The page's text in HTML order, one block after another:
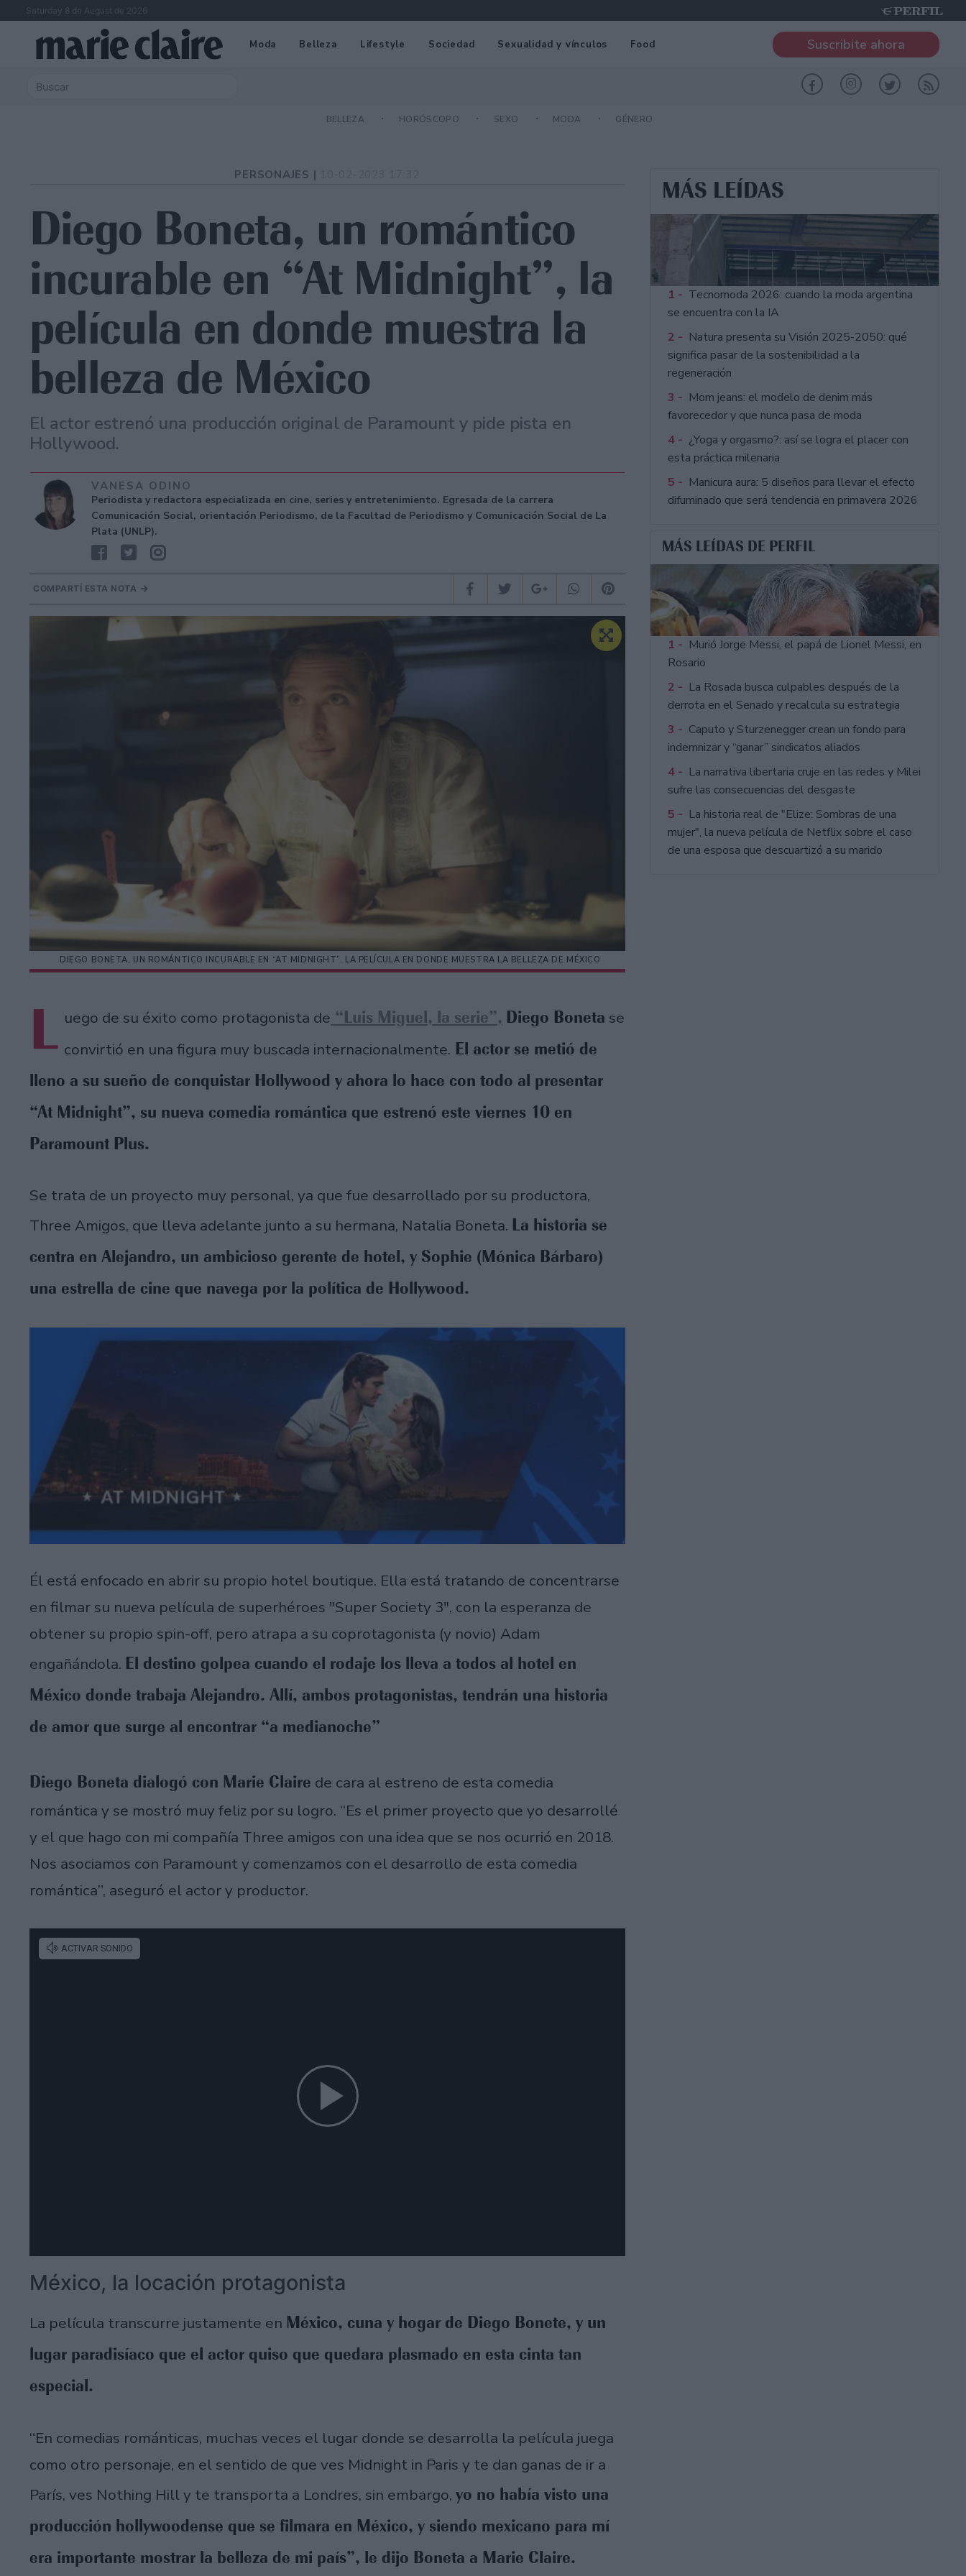
Saturday 8 de August de 2026
Moda Belleza Lifestyle Sociedad Sexualidad y vínculos Food Suscribite ahora
BELLEZA HORÓSCOPO SEXO MODA GÉNERO
PERSONAJES |
Diego Boneta, un romántico
incurable en “At Midnight”, la
película en donde muestra la
belleza de México
El actor estrenó una producción original de Paramount y pide pista en
Hollywood.
VANESA ODINO
Periodista y redactora especializada en cine, series y entretenimiento. Egresada de la carrera
Comunicación Social, orientación Periodismo, de la Facultad de Periodismo y Comunicación Social de La
Plata (UNLP).
COMPARTÍ ESTA NOTA
DIEGO BONETA, UN ROMÁNTICO INCURABLE EN “AT MIDNIGHT”, LA PELÍCULA EN DONDE MUESTRA LA BELLEZA DE MÉXICO
L uego de su éxito como protagonista de “Luis Miguel, la serie”, Diego Boneta se
convirtió en una figura muy buscada internacionalmente. El actor se metió de
lleno a su sueño de conquistar Hollywood y ahora lo hace con todo al presentar
“At Midnight”, su nueva comedia romántica que estrenó este viernes 10 en
Paramount Plus.
Se trata de un proyecto muy personal, ya que fue desarrollado por su productora,
Three Amigos, que lleva adelante junto a su hermana, Natalia Boneta. La historia se
centra en Alejandro, un ambicioso gerente de hotel, y Sophie (Mónica Bárbaro)
una estrella de cine que navega por la política de Hollywood.
Él está enfocado en abrir su propio hotel boutique. Ella está tratando de concentrarse
en filmar su nueva película de superhéroes "Super Society 3", con la esperanza de
obtener su propio spin-off, pero atrapa a su coprotagonista (y novio) Adam
engañándola. El destino golpea cuando el rodaje los lleva a todos al hotel en
México donde trabaja Alejandro. Allí, ambos protagonistas, tendrán una historia
de amor que surge al encontrar “a medianoche”
Diego Boneta dialogó con Marie Claire de cara al estreno de esta comedia
romántica y se mostró muy feliz por su logro. “Es el primer proyecto que yo desarrollé
y el que hago con mi compañía Three amigos con una idea que se nos ocurrió en 2018.
Nos asociamos con Paramount y comenzamos con el desarrollo de esta comedia
romántica”, aseguró el actor y productor.
México, la locación protagonista
La película transcurre justamente en México, cuna y hogar de Diego Bonete, y un
lugar paradisíaco que el actor quiso que quedara plasmado en esta cinta tan
especial.
“En comedias románticas, muchas veces el lugar donde se desarrolla la película juega
como otro personaje, en el sentido de que ves Midnight in Paris y te dan ganas de ir a
París, ves Nothing Hill y te transporta a Londres, sin embargo, yo no había visto una
producción hollywoodense que se filmara en México, y siendo mexicano para mí
era importante mostrar la belleza de mi país”, le dijo Boneta a Marie Claire.
MÁS LEÍDAS
1 - Tecnomoda 2026: cuando la moda argentina
se encuentra con la IA
2 - Natura presenta su Visión 2025-2050: qué
significa pasar de la sostenibilidad a la
regeneración
3 - Mom jeans: el modelo de denim más
favorecedor y que nunca pasa de moda
4 - ¿Yoga y orgasmo?: así se logra el placer con
esta práctica milenaria
5 - Manicura aura: 5 diseños para llevar el efecto
difuminado que será tendencia en primavera 2026
MÁS LEÍDAS DE PERFIL
1 - Murió Jorge Messi, el papá de Lionel Messi, en
Rosario
2 - La Rosada busca culpables después de la
derrota en el Senado y recalcula su estrategia
3 - Caputo y Sturzenegger crean un fondo para
indemnizar y “ganar” sindicatos aliados
4 - La narrativa libertaria cruje en las redes y Milei
sufre las consecuencias del desgaste
5 - La historia real de "Elize: Sombras de una
mujer", la nueva película de Netflix sobre el caso
de una esposa que descuartizó a su marido